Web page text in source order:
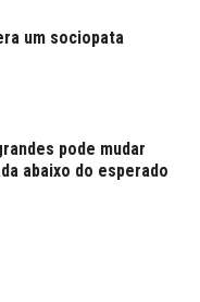
um sociopata
pode mudar
abaixo do esperado